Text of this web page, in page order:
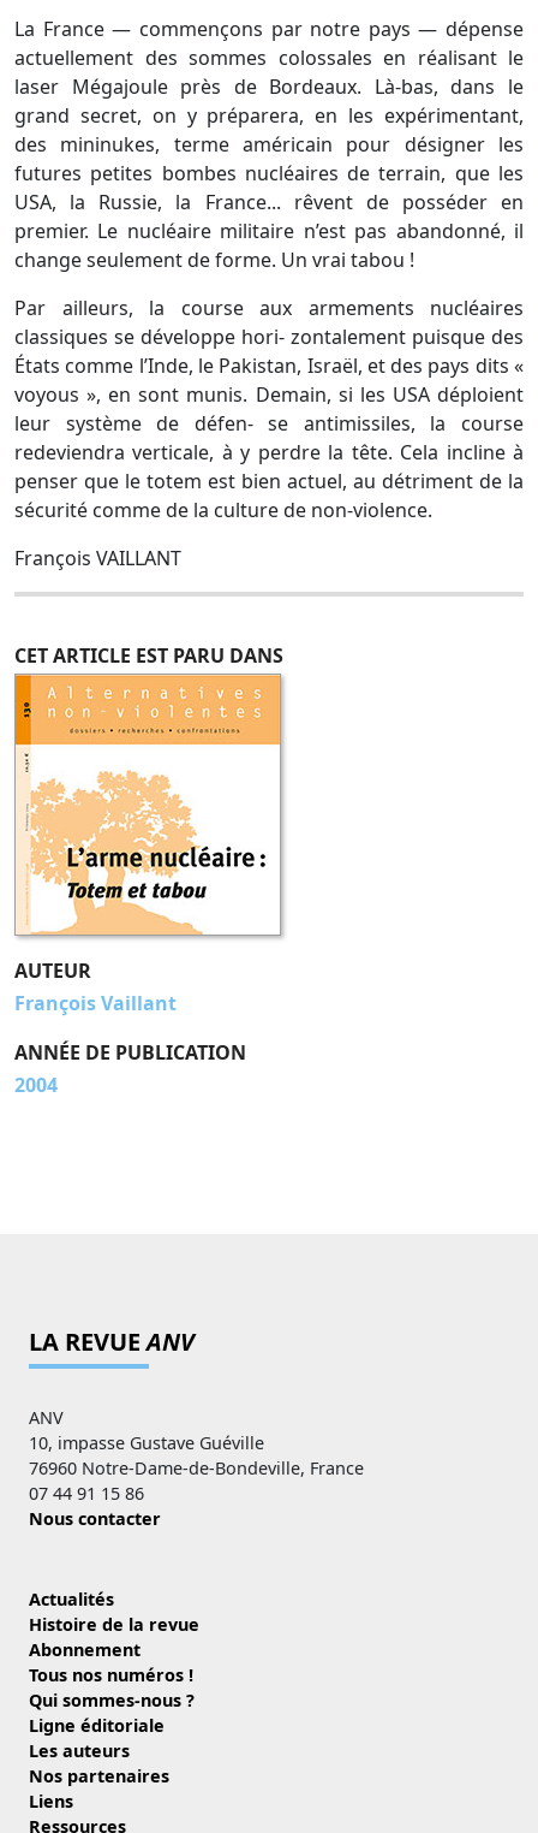
AUTEUR
François Vaillant
ANNÉE DE PUBLICATION
2004
CET ARTICLE EST PARU DANS
La France — commençons par notre pays — dépense
actuellement des sommes colossales en réalisant le
laser Mégajoule près de Bordeaux. Là-bas, dans le
grand secret, on y préparera, en les expérimentant,
des mininukes, terme américain pour désigner les
futures petites bombes nucléaires de terrain, que les
USA, la Russie, la France... rêvent de posséder en
premier. Le nucléaire militaire n’est pas abandonné, il
change seulement de forme. Un vrai tabou !
Par ailleurs, la course aux armements nucléaires
classiques se développe hori- zontalement puisque des
États comme l’Inde, le Pakistan, Israël, et des pays dits «
voyous », en sont munis. Demain, si les USA déploient
leur système de défen- se antimissiles, la course
redeviendra verticale, à y perdre la tête. Cela incline à
penser que le totem est bien actuel, au détriment de la
sécurité comme de la culture de non-violence.
François VAILLANT
LA REVUEANV
ANV
10, impasse Gustave Guéville
76960 Notre-Dame-de-Bondeville, France
07 44 91 15 86
Nous contacter
Actualités
Histoire de la revue
Abonnement
Tous nos numéros !
Qui sommes-nous ?
Ligne éditoriale
Les auteurs
Nos partenaires
Liens
Ressources